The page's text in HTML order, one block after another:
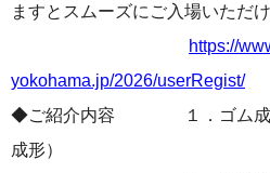
ますとスムーズにご入場いただけ
https://
yokohama.jp/2026/userRegist/
◆ご紹介内容 １．ゴム成形
成形）